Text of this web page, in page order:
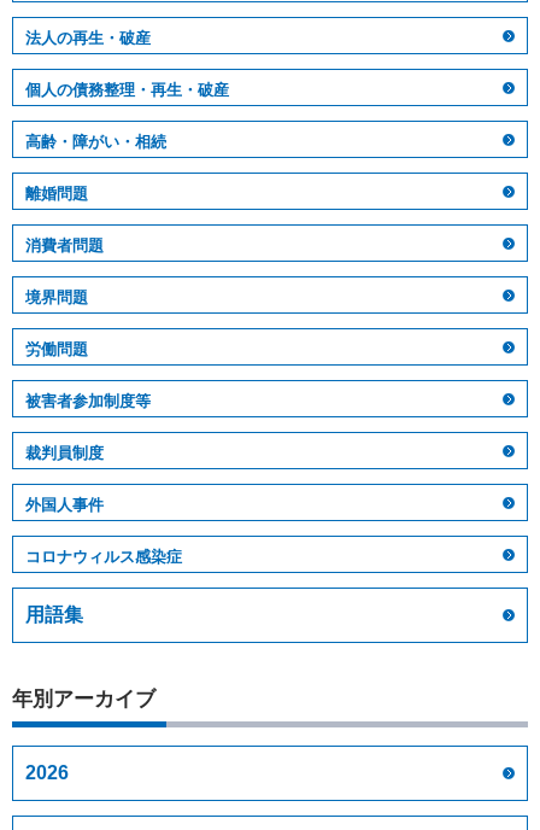
法人の再生・破産
個人の債務整理・再生・破産
高齢・障がい・相続
離婚問題
消費者問題
境界問題
労働問題
被害者参加制度等
裁判員制度
外国人事件
コロナウィルス感染症
用語集
年別アーカイブ
2026